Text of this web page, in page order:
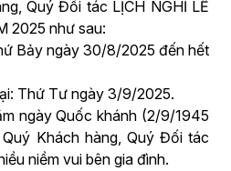
Quý Đối tác LỊCH NGHỈ LỄ
2025 như sau:
Bảy ngày 30/8/2025 đến hết
Thứ Tư ngày 3/9/2025.
ngày Quốc khánh (2/9/1945
Khách hàng, Quý Đối tác
niềm vui bên gia đình.